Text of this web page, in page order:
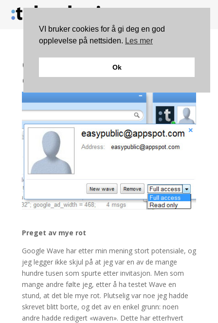
Google Wave med viktig
oppdatering
Preget av mye rot
Google Wave har etter min mening stort potensiale, og
jeg legger ikke skjul på at jeg var en av de mange
hundre tusen som spurte etter invitasjon. Men som
mange andre følte jeg, etter å ha testet Wave en
stund, at det ble mye rot. Plutselig var noe jeg hadde
skrevet blitt borte, og det av en enkel grunn: noen
andre hadde redigert «waven». Dette har etterhvert
VI bruker cookies for å gi deg en god
opplevelse på nettsiden. Les mer
Ok